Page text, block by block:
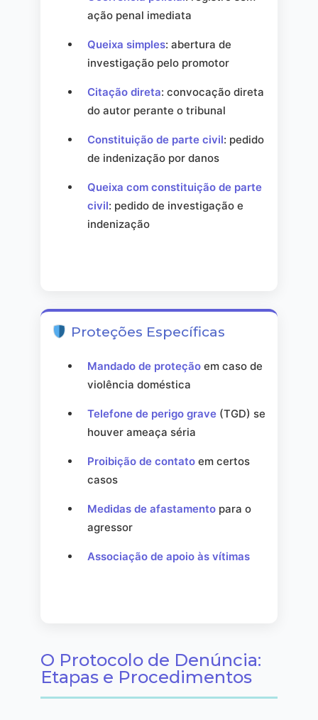
ação penal imediata
Queixa simples: abertura de
investigação pelo promotor
Citação direta: convocação direta
do autor perante o tribunal
Constituição de parte civil: pedido
de indenização por danos
Queixa com constituição de parte
civil: pedido de investigação e
indenização
Proteções Específicas
Mandado de proteçãoem caso de
violência doméstica
Telefone de perigo grave(TGD) se
houver ameaça séria
Proibição de contatoem certos
casos
Medidas de afastamentopara o
agressor
Associação de apoio às vítimas
O Protocolo de Denúncia:
Etapas e Procedimentos